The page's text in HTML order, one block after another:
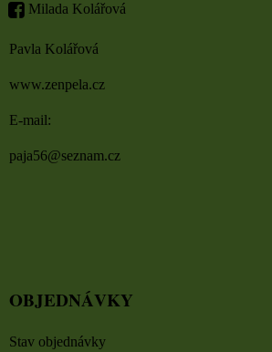
Milada Kolářová
Pavla Kolářová
www.zenpela.cz
E-mail:
paja56@seznam.cz
OBJEDNÁVKY
Stav objednávky